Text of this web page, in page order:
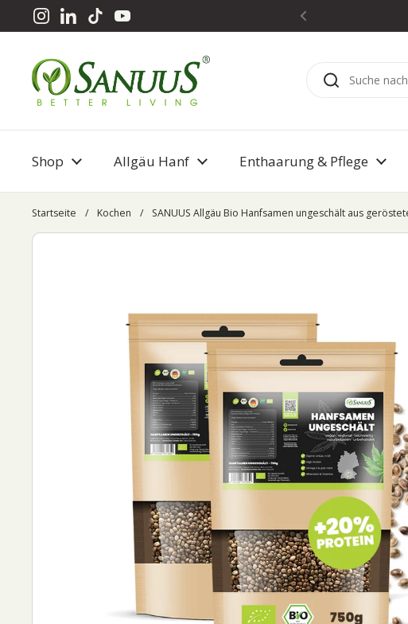
Zum Inhalt springen
Instagram
LinkedInTikTokYouTube
Shop Allgäu Hanf Enthaarung & Pflege
Startseite / Kochen / SANUUS Allgäu Bio Hanfsamen ungeschält aus